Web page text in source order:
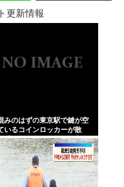
更新情報
みのはずの東京駅で鍵が空
いるコインロッカーが散
「ラッキー」と思って中を
してみると……